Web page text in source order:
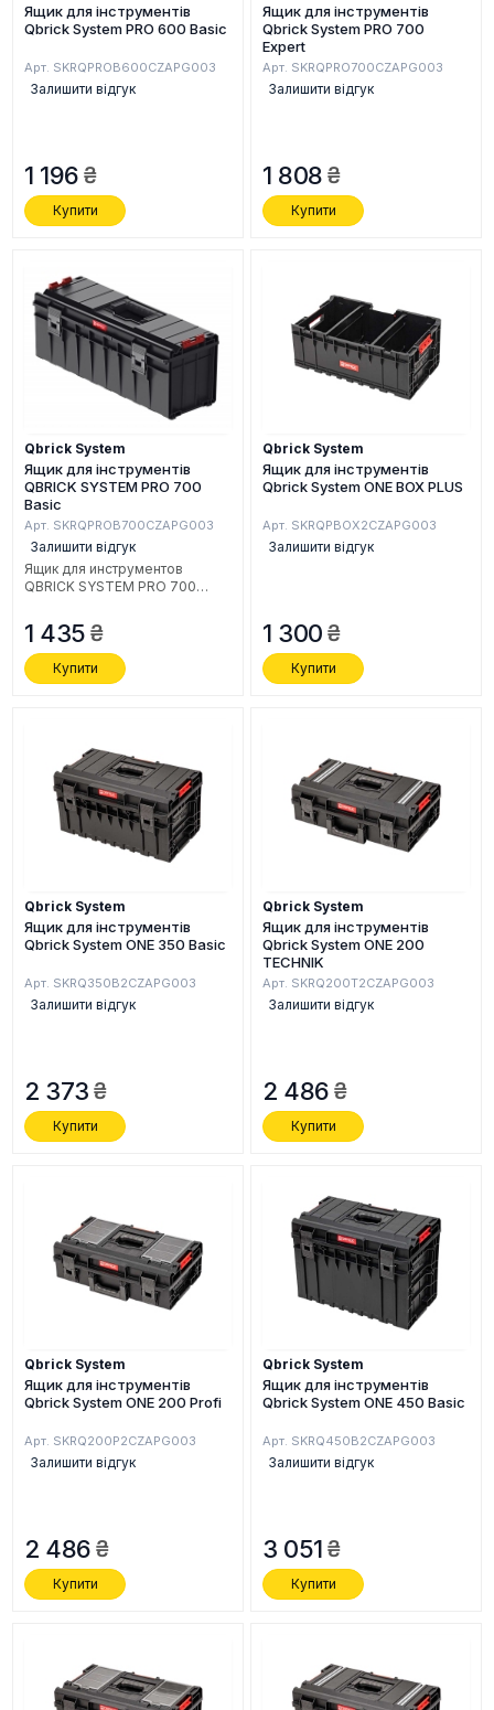
Ящик для інструментів
Qbrick System PRO 600 Basic
Арт. SKRQPROB600CZAPG003
Залишити відгук
1 196
Купити
Ящик для інструментів
Qbrick System PRO 700
Expert
Арт. SKRQPRO700CZAPG003
Залишити відгук
1 808
Купити
Qbrick System
Ящик для інструментів
QBRICK SYSTEM PRO 700
Basic
Арт. SKRQPROB700CZAPG003
Залишити відгук
Ящик для инструментов
QBRICK SYSTEM PRO 700
1 435
Купити
Qbrick System
Ящик для інструментів
Qbrick System ONE BOX PLUS
Арт. SKRQPBOX2CZAPG003
Залишити відгук
1 300
Купити
Qbrick System
Ящик для інструментів
Qbrick System ONE 350 Basic
Арт. SKRQ350B2CZAPG003
Залишити відгук
2 373
Купити
Qbrick System
Ящик для інструментів
Qbrick System ONE 200
TECHNIK
Арт. SKRQ200T2CZAPG003
Залишити відгук
2 486
Купити
Qbrick System
Ящик для інструментів
Qbrick System ONE 200 Profi
Арт. SKRQ200P2CZAPG003
Залишити відгук
2 486
Купити
Qbrick System
Ящик для інструментів
Qbrick System ONE 450 Basic
Арт. SKRQ450B2CZAPG003
Залишити відгук
3 051
Купити